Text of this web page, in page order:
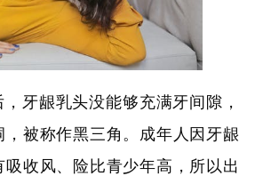
牙龈乳头没能够充满牙间隙，
被称作黑三角。成年人因牙龈
收风、险比青少年高，所以出